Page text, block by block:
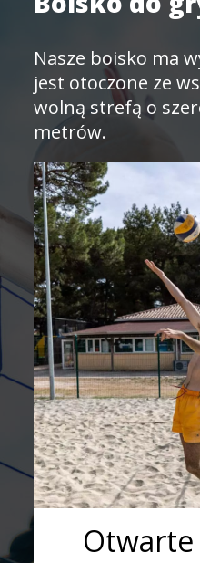
Nasze boisko ma
jest otoczone ze
wolną strefą o
metrów.